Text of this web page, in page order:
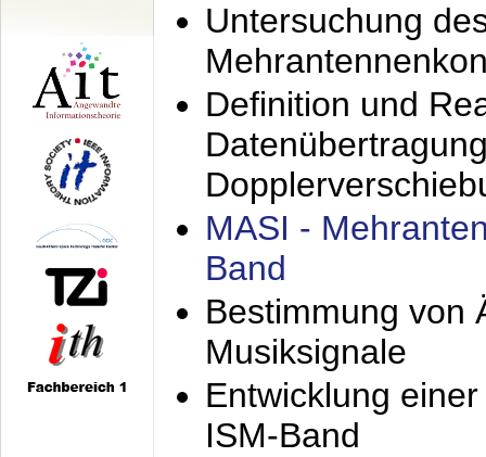
Untersuchung
Definition und
MASI -
Band
Bestimmung von
Musiksignale
Entwicklung
ISM-Band